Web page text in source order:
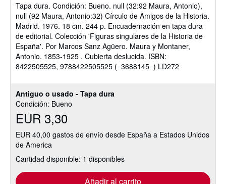
Antiguo o usado - Tapa dura
Condición: Bueno
EUR 3,30
EUR 40,00 gastos de envío desde España a Estados Unidos
de America
Cantidad disponible: 1 disponibles
Añadir al carrito
5
de
5
estrellas
Tapa dura. Condición: Bueno. null (32:92 Maura, Antonio),
null (92 Maura, Antonio:32) Círculo de Amigos de la Historia.
Madrid. 1976. 18 cm. 244 p. Encuadernación en tapa dura
de editorial. Colección 'Figuras singulares de la Historia de
España'. Por Marcos Sanz Agüero. Maura y Montaner,
Antonio. 1853-1925 . Cubierta deslucida. ISBN:
8422505525, 9788422505525 (=3688145=) LD272